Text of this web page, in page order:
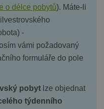
o délce pobytů). Máte-li
-
vámi požadovaný
formuláře do pole
pobyt lze objednat
týdenního